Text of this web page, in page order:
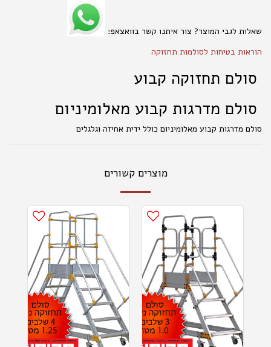
שאלות לגבי המוצר? צור איתנו קשר בוואצאפ:
הוראות בטיחות לסולמות תחזוקה
סולם תחזוקה קבוע
סולם מדרגות קבוע מאלומיניום
סולם מדרגות קבוע מאלומיניום כולל ידית אחיזה וגלגלים
מוצרים קשורים